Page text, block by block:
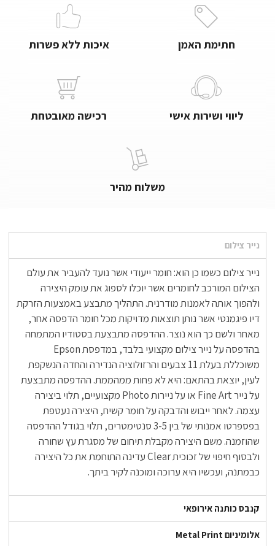
חתימת האמן איכות ללא פשרות
ליווי ושירות אישי רכישה מאובטחת
משלוח מהיר
נייר צילום
נייר צילום כשמו כן הוא: חומר ייעודי אשר נועד להעביר את עולם
הצילום המורכב לחומרים אשר יוכלו לספוג את עומק היצירה
ולהפוך אותה לאמנות מודרנית. התהליך מתבצע באמצעות הזרקת
דיו פיגמנטי אשר נותן תוצאות מדויקות מכל חומר הדפסה אחר,
מאחר ולשם כך הוא נוצר. ההדפסה מתבצעת בסטודיו המתמחה
בהדפסה על נייר צילום מקצועי בלבד, במדפסת Epson
משוכללת בעלת 11 צבעים והרזולוציה הנדירה והחדה הנשקפת
לעין, יוצאת בהתאם: היא לא פחות ממהממת. ההדפסה מתבצעת
על נייר Fine Art או על ניירות Photo מקצועיים, תלוי ביצירה
עצמה. לאחר ייבוש והדבקה על חומר קשיח, היצירה נעטפת
בפספרטו אמנותי של בין 3-5 סנטימטרים, תלוי בגודל ההדפסה
שהוזמנה. משם היצירה מקבלת תיחום של מסגרת עץ שחורה
ולבסוף חיפוי של זכוכית Clear עדינה התוחמת את כל היצירה
כבמתנה, ועכשיו היא ערוכה ומוכנה לקיר ביתך.
קנבס כותנה אירופאי
אלומיניום Metal Print